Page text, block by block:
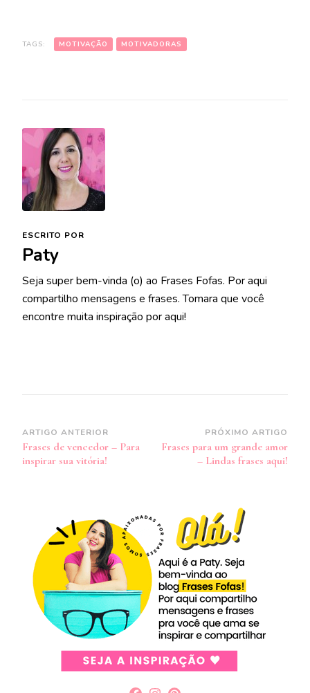
TAGS: MOTIVAÇÃO MOTIVADORAS
ESCRITO POR
Paty
Seja super bem-vinda (o) ao Frases Fofas. Por aqui
compartilho mensagens e frases. Tomara que você
encontre muita inspiração por aqui!
Navegação
de
post
ARTIGO ANTERIOR
Frases de vencedor – Para
inspirar sua vitória!
PRÓXIMO ARTIGO
Frases para um grande amor
– Lindas frases aqui!